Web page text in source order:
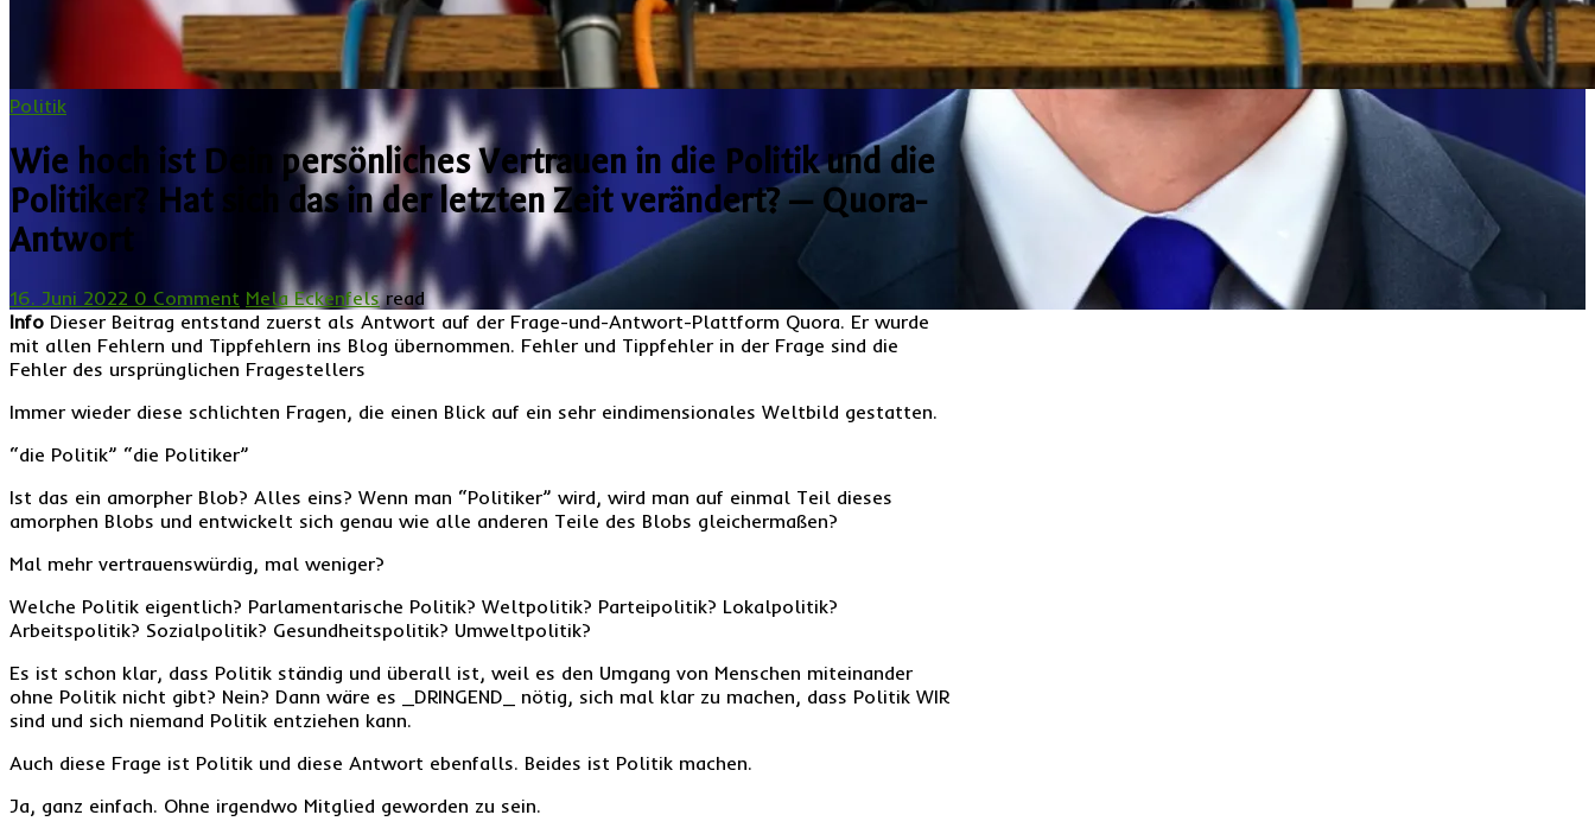
Politik
Wie hoch ist Dein persönliches Vertrauen in die Politik und die
Politiker? Hat sich das in der letzten Zeit verändert? — Quora-
Antwort
16. Juni 2022 0 Comment Mela Eckenfels read
Info Dieser Beitrag entstand zuerst als Antwort auf der Frage-und-Antwort-Plattform Quora. Er wurde
mit allen Fehlern und Tippfehlern ins Blog übernommen. Fehler und Tippfehler in der Frage sind die
Fehler des ursprünglichen Fragestellers
Immer wieder diese schlichten Fragen, die einen Blick auf ein sehr eindimensionales Weltbild gestatten.
“die Politik” “die Politiker”
Ist das ein amorpher Blob? Alles eins? Wenn man “Politiker” wird, wird man auf einmal Teil dieses
amorphen Blobs und entwickelt sich genau wie alle anderen Teile des Blobs gleichermaßen?
Mal mehr vertrauenswürdig, mal weniger?
Welche Politik eigentlich? Parlamentarische Politik? Weltpolitik? Parteipolitik? Lokalpolitik?
Arbeitspolitik? Sozialpolitik? Gesundheitspolitik? Umweltpolitik?
Es ist schon klar, dass Politik ständig und überall ist, weil es den Umgang von Menschen miteinander
ohne Politik nicht gibt? Nein? Dann wäre es _DRINGEND_ nötig, sich mal klar zu machen, dass Politik WIR
sind und sich niemand Politik entziehen kann.
Auch diese Frage ist Politik und diese Antwort ebenfalls. Beides ist Politik machen.
Ja, ganz einfach. Ohne irgendwo Mitglied geworden zu sein.